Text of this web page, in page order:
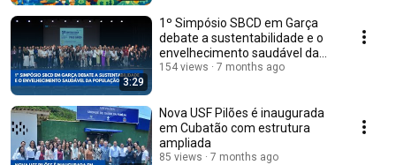
3:29
1º Simpósio SBCD em Garça
debate a sustentabilidade e o
envelhecimento saudável da
população
154 views 7 months ago
Nova USF Pilões é inaugurada
em Cubatão com estrutura
ampliada
85 views 7 months ago